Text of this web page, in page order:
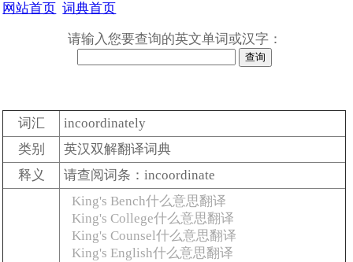
网站首页 词典首页
请输入您要查询的英文单词或汉字：
词汇
incoordinately
类别
英汉双解翻译词典
释义
请查阅词条：incoordinate
King's Bench什么意思翻译
King's College什么意思翻译
King's Counsel什么意思翻译
King's English什么意思翻译